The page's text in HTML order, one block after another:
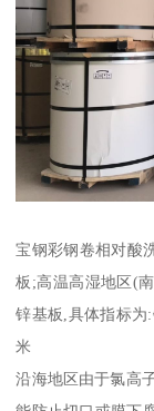
宝钢彩钢卷相对酸
板;高温高湿地区(
锌基板,具体指标为
米
沿海地区由于氯高